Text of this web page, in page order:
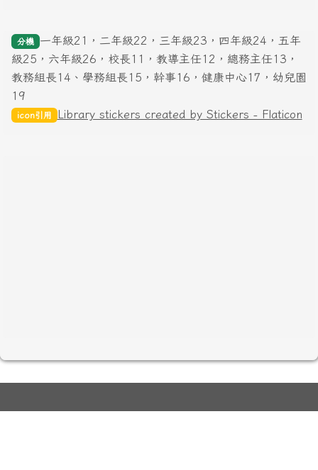
分機
一年級21，二年級22，三年級23，四年級24，五年
級25，六年級26，校長11，教導主任12，總務主任13，
教務組長14、學務組長15，幹事16，健康中心17，幼兒園
19
icon引用 Library stickers created by Stickers - Flaticon